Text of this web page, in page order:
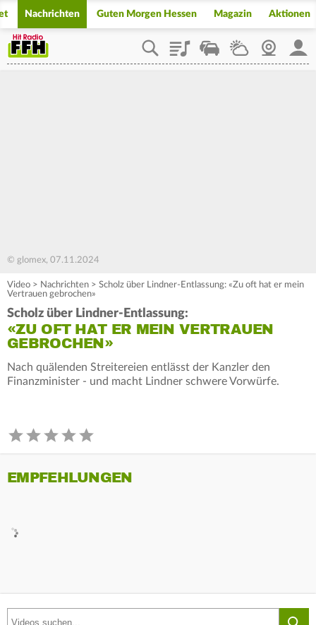
Nachrichten Guten Morgen Hessen Magazin Aktionen
PlaylistStaupilotWetterWebcam
© glomex, 07.11.2024
Video > Nachrichten > Scholz über Lindner-Entlassung: «Zu oft hat er mein
Vertrauen gebrochen»
Scholz über Lindner-Entlassung:
«ZU OFT HAT ER MEIN VERTRAUEN
GEBROCHEN»
Nach quälenden Streitereien entlässt der Kanzler den
Finanzminister - und macht Lindner schwere Vorwürfe.
EMPFEHLUNGEN